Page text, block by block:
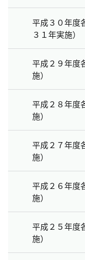
平成３０年度
３１年実施）
平成２９年度
施）
平成２８年度
施）
平成２７年度
施）
平成２６年度
施）
平成２５年度
施）